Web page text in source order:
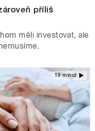
příliš
měli investovat, ale
19 minut